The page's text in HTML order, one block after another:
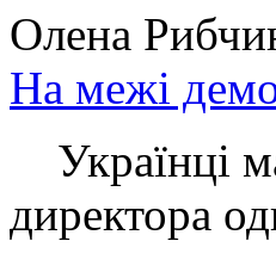
Олена
На межі
Українці
директора